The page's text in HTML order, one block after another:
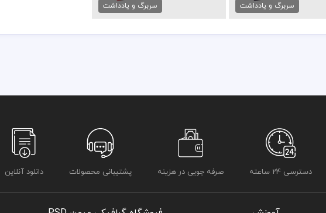
سربرگ و یادداشت
سربرگ و یادداشت
دسترسی 24 ساعته صرفه جویی در هزینه پشتیبانی محصولات دانلود آنلاین